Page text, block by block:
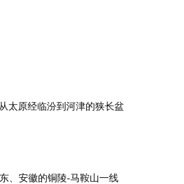
太原经临汾到河津的狭长盆
、安徽的铜陵-马鞍山一线